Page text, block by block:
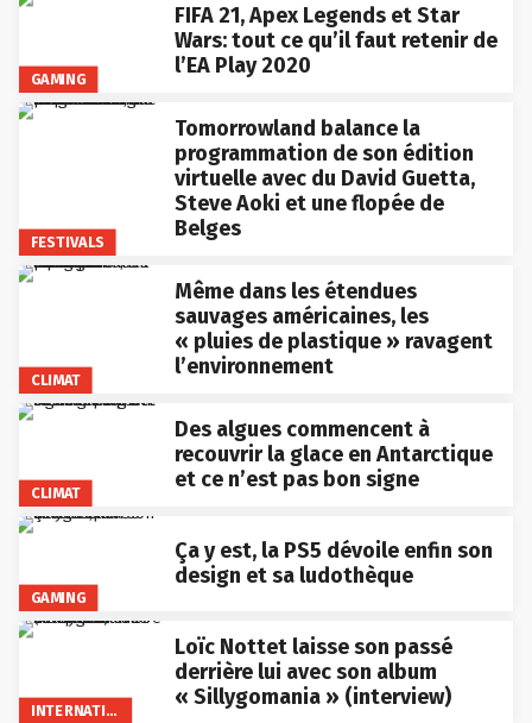
GAMING
FIFA 21, Apex Legends et Star
Wars: tout ce qu’il faut retenir de
l’EA Play 2020
FESTIVALS
Tomorrowland balance la
programmation de son édition
virtuelle avec du David Guetta,
Steve Aoki et une flopée de
Belges
CLIMAT
Même dans les étendues
sauvages américaines, les
« pluies de plastique » ravagent
l’environnement
CLIMAT
Des algues commencent à
recouvrir la glace en Antarctique
et ce n’est pas bon signe
GAMING
Ça y est, la PS5 dévoile enfin son
design et sa ludothèque
INTERNATIONAL
Loïc Nottet laisse son passé
derrière lui avec son album
« Sillygomania » (interview)